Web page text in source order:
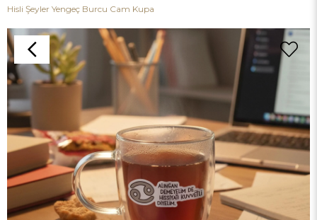
Hisli Şeyler Yengeç Burcu Cam Kupa